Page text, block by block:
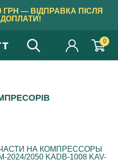
— ВІДПРАВКА ПІСЛЯ
0
НА КОМПРЕССОРЫ
2024/2050 KADB-1008 KAV-